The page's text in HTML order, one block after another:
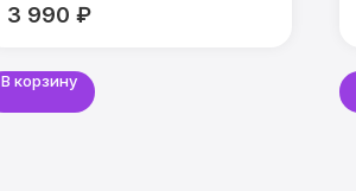
температура света: 4000 К
3 990 ₽
В корзину